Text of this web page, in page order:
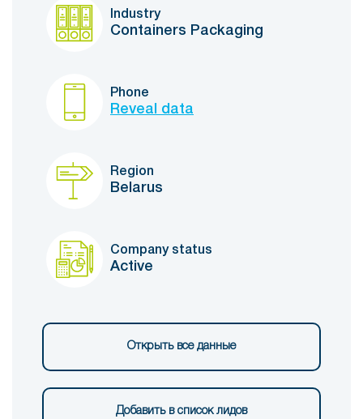
Industry
Containers Packaging
Phone
Reveal data
Region
Belarus
Company status
Active
Открыть все данные
Добавить в список лидов